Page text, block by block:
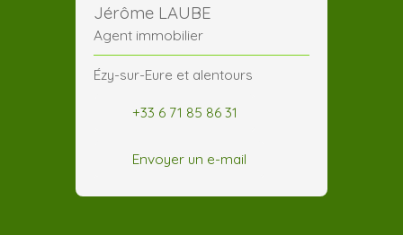
Jérôme LAUBE
Agent immobilier
Ézy-sur-Eure et alentours
+33 6 71 85 86 31
Envoyer un e-mail